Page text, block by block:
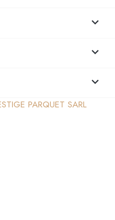


keyboard_arrow_down
PARQUET SARL